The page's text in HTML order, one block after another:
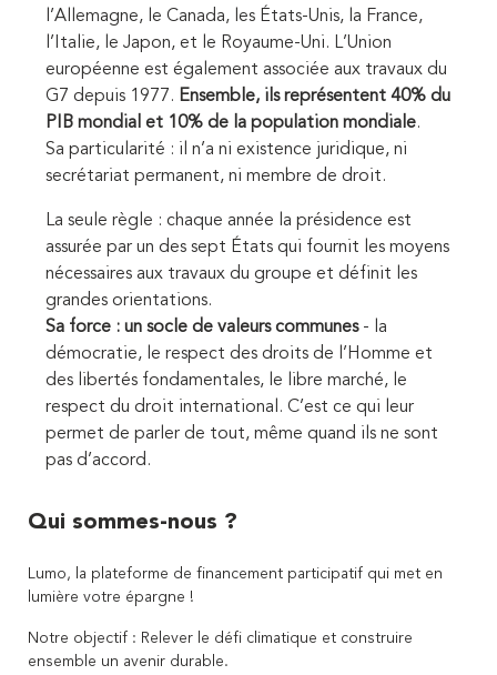
l’Allemagne, le Canada, les États-Unis, la France,
l’Italie, le Japon, et le Royaume-Uni. L’Union
européenne est également associée aux travaux du
G7 depuis 1977. Ensemble, ils représentent 40% du
PIB mondial et 10% de la population mondiale.
Sa particularité : il n’a ni existence juridique, ni
secrétariat permanent, ni membre de droit.
La seule règle : chaque année la présidence est
assurée par un des sept États qui fournit les moyens
nécessaires aux travaux du groupe et définit les
grandes orientations.
Sa force : un socle de valeurs communes- la
démocratie, le respect des droits de l’Homme et
des libertés fondamentales, le libre marché, le
respect du droit international. C’est ce qui leur
permet de parler de tout, même quand ils ne sont
pas d’accord.
Qui sommes-nous ?
Lumo, la plateforme de financement participatif qui met en
lumière votre épargne !
Notre objectif : Relever le défi climatique et construire
ensemble un avenir durable.